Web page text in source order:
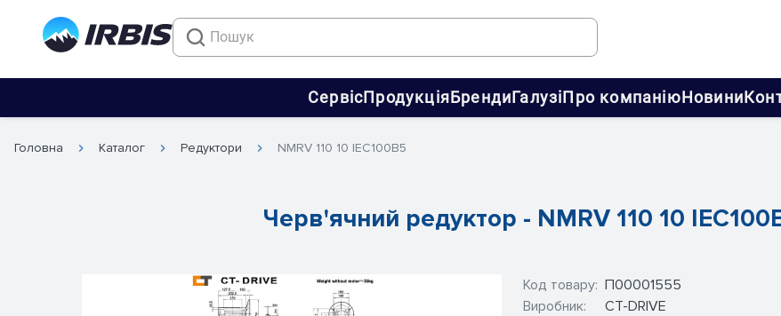
СервісПродукціяБрендиГалузіПро компаніюНовини
Головна Каталог Редуктори NMRV 110 10 IEC100B5
Черв'ячний редуктор - NMRV 110 10
Код товару:
Виробник:
П00001555
CT-DRIVE